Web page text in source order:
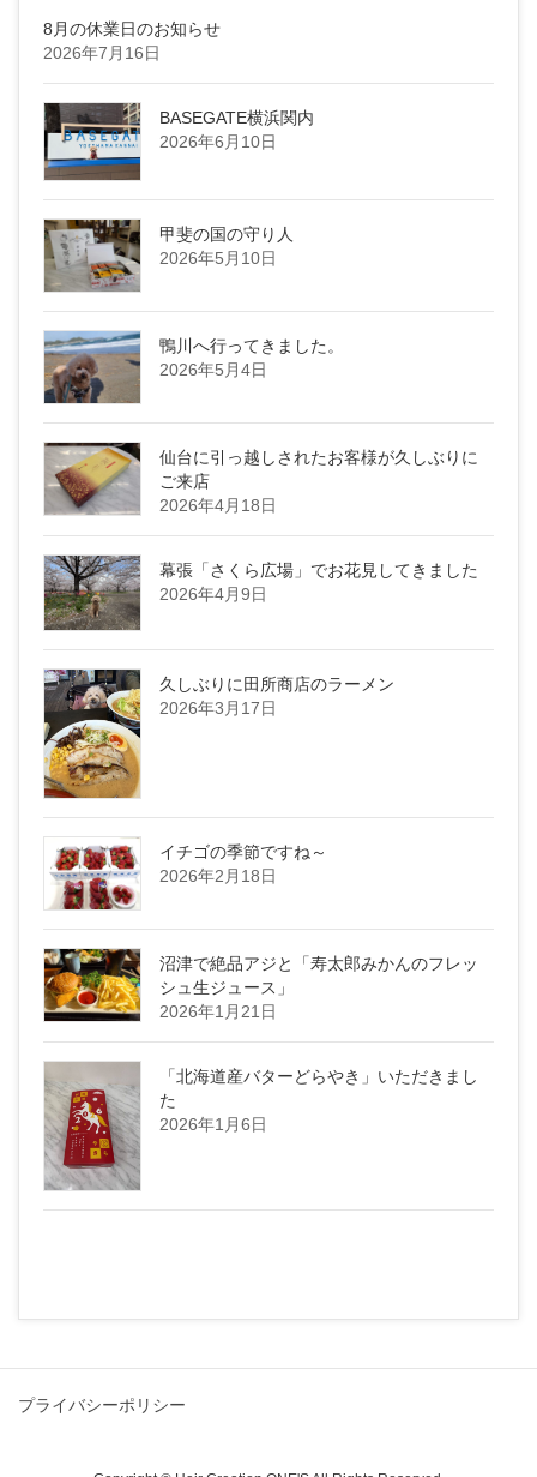
8月の休業日のお知らせ
2026年7月16日
BASEGATE横浜関内
2026年6月10日
甲斐の国の守り人
2026年5月10日
鴨川へ行ってきました。
2026年5月4日
仙台に引っ越しされたお客様が久しぶりに
ご来店
2026年4月18日
幕張「さくら広場」でお花見してきました
2026年4月9日
久しぶりに田所商店のラーメン
2026年3月17日
イチゴの季節ですね～
2026年2月18日
沼津で絶品アジと「寿太郎みかんのフレッ
シュ生ジュース」
2026年1月21日
「北海道産バターどらやき」いただきまし
た
2026年1月6日
プライバシーポリシー